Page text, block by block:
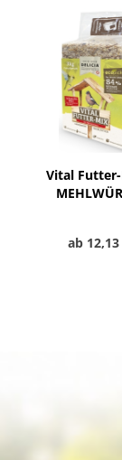
Vital
ab 12,13